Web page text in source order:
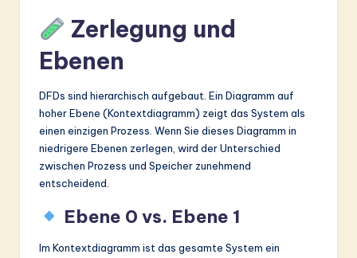
Zerlegung und
Ebenen
DFDs sind hierarchisch aufgebaut. Ein Diagramm auf
hoher Ebene (Kontextdiagramm) zeigt das System als
einen einzigen Prozess. Wenn Sie dieses Diagramm in
niedrigere Ebenen zerlegen, wird der Unterschied
zwischen Prozess und Speicher zunehmend
entscheidend.
Ebene 0 vs. Ebene 1
Im Kontextdiagramm ist das gesamte System ein